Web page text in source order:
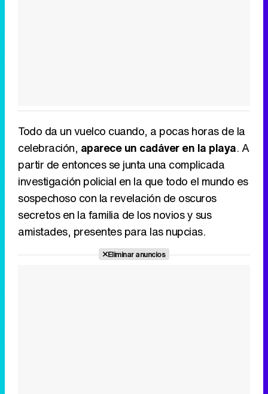
Todo da un vuelco cuando, a pocas horas de la
celebración, aparece un cadáver en la playa. A
partir de entonces se junta una complicada
investigación policial en la que todo el mundo es
sospechoso con la revelación de oscuros
secretos en la familia de los novios y sus
amistades, presentes para las nupcias.
Eliminar anuncios